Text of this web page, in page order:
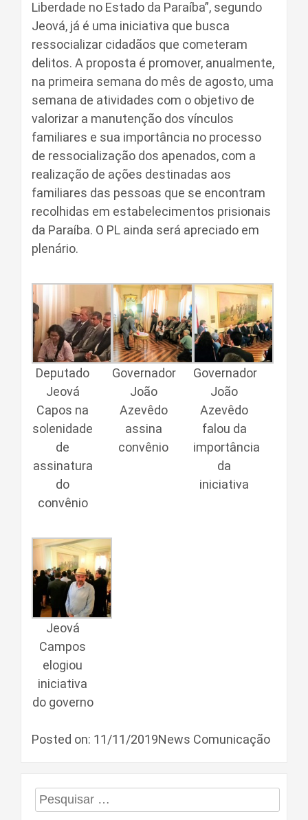
Liberdade no Estado da Paraíba”, segundo
Jeová, já é uma iniciativa que busca
ressocializar cidadãos que cometeram
delitos. A proposta é promover, anualmente,
na primeira semana do mês de agosto, uma
semana de atividades com o objetivo de
valorizar a manutenção dos vínculos
familiares e sua importância no processo
de ressocialização dos apenados, com a
realização de ações destinadas aos
familiares das pessoas que se encontram
recolhidas em estabelecimentos prisionais
da Paraíba. O PL ainda será apreciado em
plenário.
Deputado
Jeová
Capos na
solenidade
de
assinatura
do
convênio
Governador
João
Azevêdo
assina
convênio
Governador
João
Azevêdo
falou da
importância
da
iniciativa
Jeová
Campos
elogiou
iniciativa
do governo
Posted on: 11/11/2019News Comunicação
Pesquisar
por: